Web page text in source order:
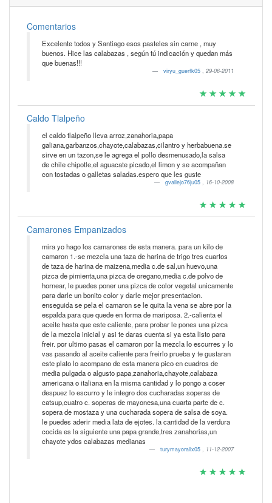
Comentarios
Excelente todos y Santiago esos pasteles sin carne , muy
buenos. Hice las calabazas , según tú indicación y quedan más
que buenas!!!
viryu_guerfk05 , 29-06-2011
Caldo Tlalpeño
el caldo tlalpeño lleva arroz,zanahoria,papa
galiana,garbanzos,chayote,calabazas,cilantro y herbabuena.se
sirve en un tazon,se le agrega el pollo desmenusado,la salsa
de chile chipotle,el aguacate picado,el limon y se acompañan
con tostadas o galletas saladas.espero que les guste
gvallejo76ju05 , 16-10-2008
Camarones Empanizados
mira yo hago los camarones de esta manera. para un kilo de
camaron 1.-se mezcla una taza de harina de trigo tres cuartos
de taza de harina de maizena,media c.de sal,un huevo,una
pizca de pimienta,una pizca de oregano,media c.de polvo de
hornear, le puedes poner una pizca de color vegetal unicamente
para darle un bonito color y darle mejor presentacion.
enseguida se pela el camaron se le quita la vena se abre por la
espalda para que quede en forma de mariposa. 2.-calienta el
aceite hasta que este caliente, para probar le pones una pizca
de la mezcla inicial y asi te daras cuenta si ya esta listo para
freir. por ultimo pasas el camaron por la mezcla lo escurres y lo
vas pasando al aceite caliente para freirlo prueba y te gustaran
este plato lo acompano de esta manera pico en cuadros de
media pulgada o algusto papa,zanahoria,chayote,calabaza
americana o italiana en la misma cantidad y lo pongo a coser
despuez lo escurro y le integro dos cucharadas soperas de
catsup,cuatro c. soperas de mayonesa,una cuarta parte de c.
sopera de mostaza y una cucharada sopera de salsa de soya.
le puedes aderir media lata de ejotes. la cantidad de la verdura
cocida es la siguiente una papa grande,tres zanahorias,un
chayote ydos calabazas medianas
turymayorallx05 , 11-12-2007